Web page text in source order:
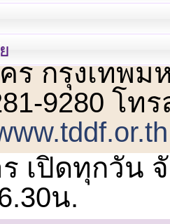
น 2 ถนนวิ
ร กรุงเทพม
9280 โท
เปิดทุกวัน
น.